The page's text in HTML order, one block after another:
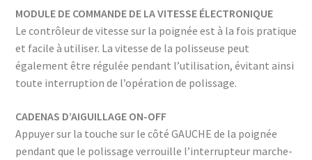
MODULE DE COMMANDE DE LA VITESSE ÉLECTRONIQUE
Le contrôleur de vitesse sur la poignée est à la fois pratique
et facile à utiliser. La vitesse de la polisseuse peut
également être régulée pendant l’utilisation, évitant ainsi
toute interruption de l’opération de polissage.
CADENAS D’AIGUILLAGE ON-OFF
Appuyer sur la touche sur le côté GAUCHE de la poignée
pendant que le polissage verrouille l’interrupteur marche-